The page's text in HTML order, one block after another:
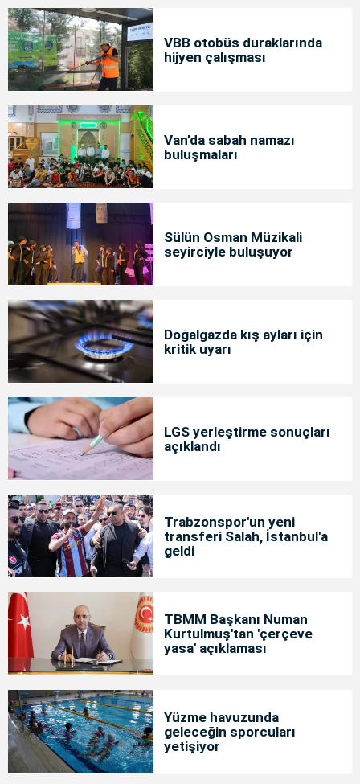
VBB otobüs duraklarında
hijyen çalışması
Van’da sabah namazı
buluşmaları
Sülün Osman Müzikali
seyirciyle buluşuyor
Doğalgazda kış ayları için
kritik uyarı
LGS yerleştirme sonuçları
açıklandı
Trabzonspor'un yeni
transferi Salah, İstanbul'a
geldi
TBMM Başkanı Numan
Kurtulmuş'tan 'çerçeve
yasa' açıklaması
Yüzme havuzunda
geleceğin sporcuları
yetişiyor